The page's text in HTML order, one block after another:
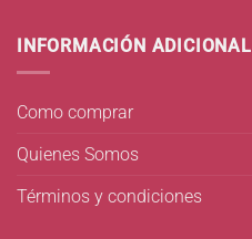
INFORMACIÓN ADICIONAL
Como comprar
Quienes Somos
Términos y condiciones